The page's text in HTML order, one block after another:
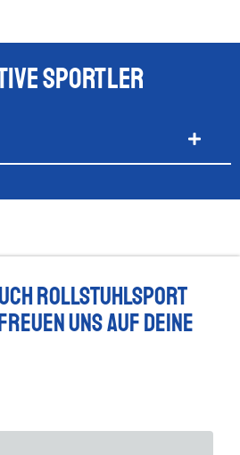
Sportler
Rollstuhlsport
uns auf deine